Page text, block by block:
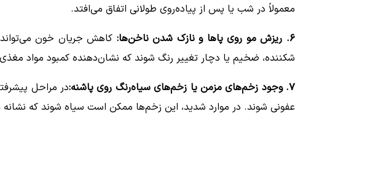
معمولاً در شب یا پس از پیاده‌روی طولانی اتفاق می‌افتد.
۶. ریزش مو روی پاها و نازک شدن ناخن‌ها:
کاهش جریان خون
شکننده، ضخیم یا دچار تغییر رنگ شوند که نشان‌دهنده کمبود مواد
۷. وجود زخم‌های مزمن یا زخم‌های سیاه‌رنگ روی پاشنه:
در مراحل
عفونی شوند. در موارد شدید، این زخم‌ها ممکن است سیاه شوند که